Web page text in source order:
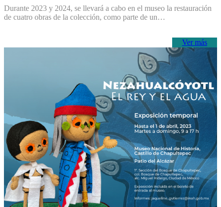
Durante 2023 y 2024, se llevará a cabo en el museo la restauración
de cuatro obras de la colección, como parte de un…
Ver más